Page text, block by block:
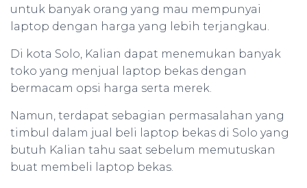
untuk banyak orang yang mau mempunyai
laptop dengan harga yang lebih terjangkau.
Di kota Solo, Kalian dapat menemukan banyak
toko yang menjual laptop bekas dengan
bermacam opsi harga serta merek.
Namun, terdapat sebagian permasalahan yang
timbul dalam jual beli laptop bekas di Solo yang
butuh Kalian tahu saat sebelum memutuskan
buat membeli laptop bekas.